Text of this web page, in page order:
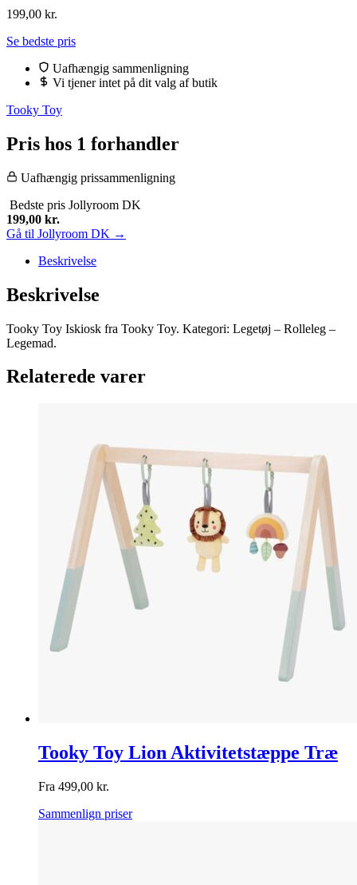
199,00 kr.
Se bedste pris
Uafhængig sammenligning
Vi tjener intet på dit valg af butik
Tooky Toy
Pris hos 1 forhandler
Uafhængig prissammenligning
Bedste pris Jollyroom DK
199,00 kr.
Gå til Jollyroom DK →
Beskrivelse
Beskrivelse
Tooky Toy Iskiosk fra Tooky Toy. Kategori: Legetøj – Rolleleg –
Legemad.
Relaterede varer
Tooky Toy Lion Aktivitetstæppe Træ
Fra 499,00 kr.
Sammenlign priser